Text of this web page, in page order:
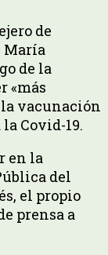
de
María
de la
«más
vacunación
Covid-19.
en la
del
el propio
prensa a